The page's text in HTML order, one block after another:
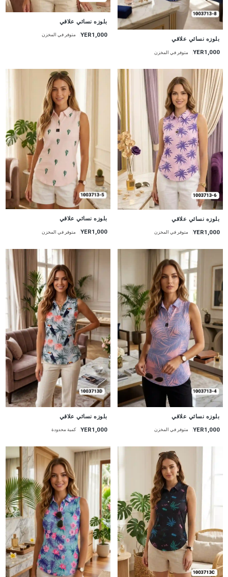
بلوزه نسائي علاقي
YER1,000 متوفر في المخزن
بلوزه نسائي علاقي
YER1,000 متوفر في المخزن
بلوزه نسائي علاقي
YER1,000 متوفر في المخزن
جديد
بلوزه نسائي علاقي
YER1,000 متوفر في المخزن
بلوزه نسائي علاقي
YER1,000 متوفر في المخزن
بلوزه نسائي علاقي
YER1,000 كمية محدودة